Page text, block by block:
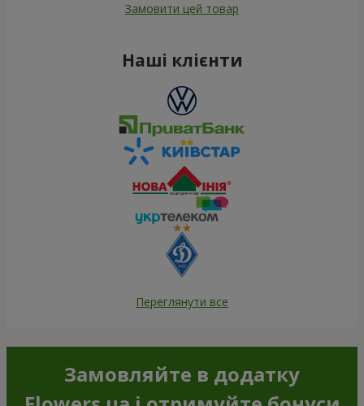
Замовити цей товар
Наші клієнти
Переглянути все
Замовляйте в додатку